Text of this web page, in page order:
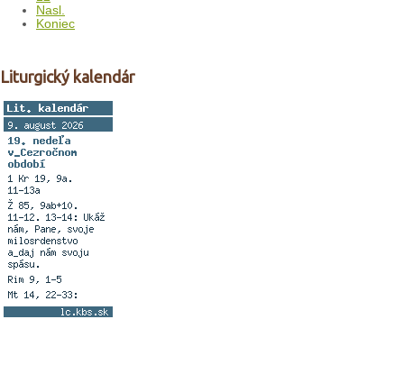
Nasl.
Koniec
Liturgický kalendár